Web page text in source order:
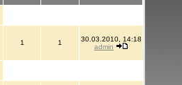
1 1
30.03.2010, 14:18
admin